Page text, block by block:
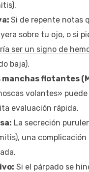
Si de repente notas
sobre tu ojo, o si
ser un signo de
baja).
flotantes
volantes»
evaluación rápida.
La secreción
una complicación
Si el párpado se